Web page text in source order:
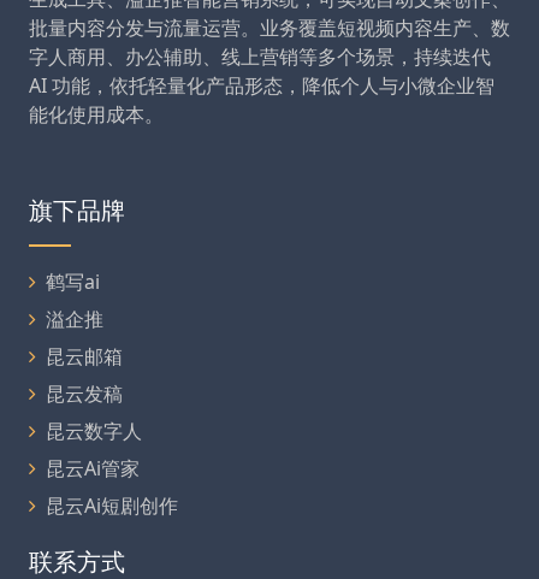
批量内容分发与流量运营。业务覆盖短视频内容生产、数
字人商用、办公辅助、线上营销等多个场景，持续迭代
AI 功能，依托轻量化产品形态，降低个人与小微企业智
能化使用成本。
旗下品牌
鹤写ai
溢企推
昆云邮箱
昆云发稿
昆云数字人
昆云Ai管家
昆云Ai短剧创作
联系方式